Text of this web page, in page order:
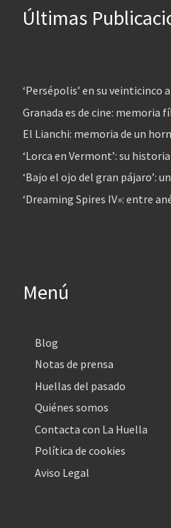
Últimas
‘Persépolis’ en su veinticinco
Granada es de cine: memoria
El Lianchi: memoria de un
‘Lorca en Vermont’: su
‘Bajo el ojo del gran pájaro’:
‘Dreaming Spires IV»: entre
Menú
Blog
Notas de prensa
Huellas del pasado
Quiénes somos
Contacta con La Huella
Política de cookies
Aviso Legal